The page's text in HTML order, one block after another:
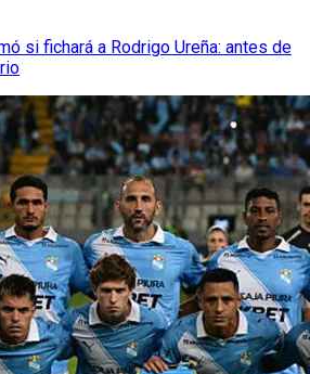
si fichará a Rodrigo Ureña: antes de